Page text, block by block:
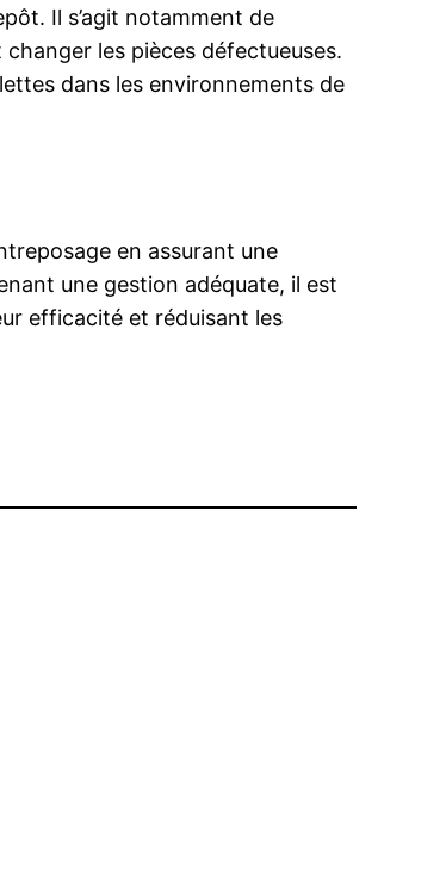
Il s’agit notamment de
les pièces défectueuses.
dans les environnements de
en assurant une
une gestion adéquate, il est
efficacité et réduisant les